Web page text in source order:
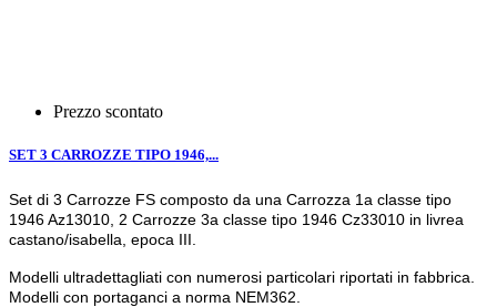
Prezzo scontato
SET 3 CARROZZE TIPO 1946,...
Set di 3 Carrozze FS composto da una Carrozza 1a classe tipo
1946 Az13010, 2 Carrozze 3a classe tipo 1946 Cz33010 in livrea
castano/isabella, epoca III.
Modelli ultradettagliati con numerosi particolari riportati in fabbrica.
Modelli con portaganci a norma NEM362.